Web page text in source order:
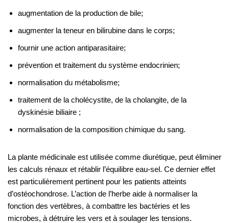
augmentation de la production de bile;
augmenter la teneur en bilirubine dans le corps;
fournir une action antiparasitaire;
prévention et traitement du système endocrinien;
normalisation du métabolisme;
traitement de la cholécystite, de la cholangite, de la
dyskinésie biliaire ;
normalisation de la composition chimique du sang.
La plante médicinale est utilisée comme diurétique, peut éliminer
les calculs rénaux et rétablir l’équilibre eau-sel. Ce dernier effet
est particulièrement pertinent pour les patients atteints
d’ostéochondrose. L’action de l’herbe aide à normaliser la
fonction des vertèbres, à combattre les bactéries et les
microbes, à détruire les vers et à soulager les tensions.